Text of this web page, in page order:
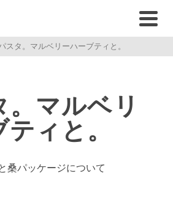
スタ。マルベリーハーブティと。
マルベリ
ィと。
桑パッケージについて